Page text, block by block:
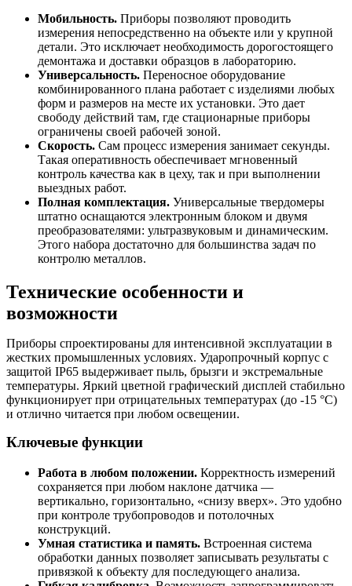
Мобильность. Приборы позволяют проводить
измерения непосредственно на объекте или у крупной
детали. Это исключает необходимость дорогостоящего
демонтажа и доставки образцов в лабораторию.
Универсальность. Переносное оборудование
комбинированного плана работает с изделиями любых
форм и размеров на месте их установки. Это дает
свободу действий там, где стационарные приборы
ограничены своей рабочей зоной.
Скорость. Сам процесс измерения занимает секунды.
Такая оперативность обеспечивает мгновенный
контроль качества как в цеху, так и при выполнении
выездных работ.
Полная комплектация. Универсальные твердомеры
штатно оснащаются электронным блоком и двумя
преобразователями: ультразвуковым и динамическим.
Этого набора достаточно для большинства задач по
контролю металлов.
Технические особенности и
возможности
Приборы спроектированы для интенсивной эксплуатации в
жестких промышленных условиях. Ударопрочный корпус с
защитой IP65 выдерживает пыль, брызги и экстремальные
температуры. Яркий цветной графический дисплей стабильно
функционирует при отрицательных температурах (до -15 °C)
и отлично читается при любом освещении.
Ключевые функции
Работа в любом положении. Корректность измерений
сохраняется при любом наклоне датчика —
вертикально, горизонтально, «снизу вверх». Это удобно
при контроле трубопроводов и потолочных
конструкций.
Умная статистика и память. Встроенная система
обработки данных позволяет записывать результаты с
привязкой к объекту для последующего анализа.